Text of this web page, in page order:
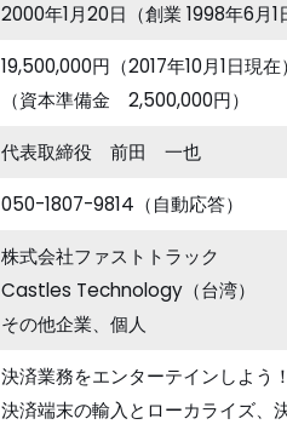
2000年1月20日（創業 1998年6月1
19,500,000円（2017年10月1日現在）
（資本準備金 2,500,000円）
代表取締役 前田 一也
050-1807-9814（自動応答）
株式会社ファストトラック
Castles Technology（台湾）
その他企業、個人
決済業務をエンターテインしよう！
決済端末の輸入とローカライズ、